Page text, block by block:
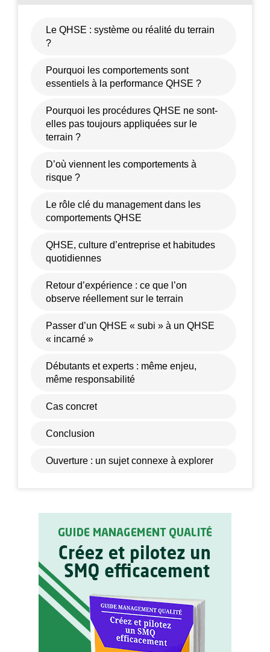
Le QHSE : système ou réalité du terrain
?
Pourquoi les comportements sont
essentiels à la performance QHSE ?
Pourquoi les procédures QHSE ne sont-
elles pas toujours appliquées sur le
terrain ?
D’où viennent les comportements à
risque ?
Le rôle clé du management dans les
comportements QHSE
QHSE, culture d’entreprise et habitudes
quotidiennes
Retour d’expérience : ce que l’on
observe réellement sur le terrain
Passer d’un QHSE « subi » à un QHSE
« incarné »
Débutants et experts : même enjeu,
même responsabilité
Cas concret
Conclusion
Ouverture : un sujet connexe à explorer